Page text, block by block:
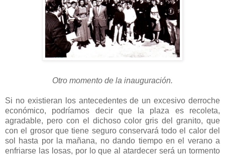
Otro momento de la inauguración.
Si no existieran los antecedentes de un excesivo derroche
económico, podríamos decir que la plaza es recoleta,
agradable, pero con el dichoso color gris del granito, que
con el grosor que tiene seguro conservará todo el calor del
sol hasta por la mañana, no dando tiempo en el verano a
enfriarse las losas, por lo que al atardecer será un tormento